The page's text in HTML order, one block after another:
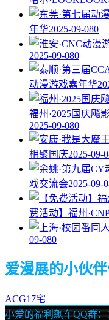
年华2025-09-080
2025-09-080
动漫游戏嘉年华
福州·2025国庆飚
2025-09-080
相聚国庆2025-09-
戏交流会2025-09-
费活动】福州
09-080
爱漫展的小伙伴
ACG17宅
小爱的福利飙车QQ群：